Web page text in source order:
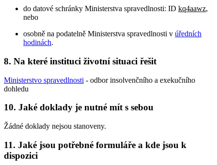
do datové schránky Ministerstva spravedlnosti: ID kq4aawz,
nebo
osobně na podatelně Ministerstva spravedlnosti v úředních
hodinách.
8. Na které instituci životní situaci řešit
Ministerstvo spravedlnosti - odbor insolvenčního a exekučního
dohledu
10. Jaké doklady je nutné mít s sebou
Žádné doklady nejsou stanoveny.
11. Jaké jsou potřebné formuláře a kde jsou k
dispozici